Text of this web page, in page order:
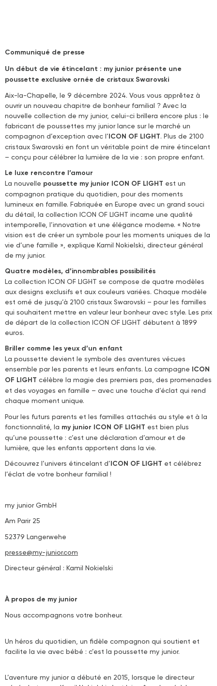
Communiqué de presse
Un début de vie étincelant : my junior présente une
poussette exclusive ornée de cristaux Swarovski
Aix-la-Chapelle, le 9 décembre 2024. Vous vous apprêtez à
ouvrir un nouveau chapitre de bonheur familial ? Avec la
nouvelle collection de my junior, celui-ci brillera encore plus : le
fabricant de poussettes my junior lance sur le marché un
compagnon d’exception avec l’ICON OF LIGHT. Plus de 2100
cristaux Swarovski en font un véritable point de mire étincelant
– conçu pour célébrer la lumière de la vie : son propre enfant.
Le luxe rencontre l’amour
La nouvelle poussette my junior ICON OF LIGHT est un
compagnon pratique du quotidien, pour des moments
lumineux en famille. Fabriquée en Europe avec un grand souci
du détail, la collection ICON OF LIGHT incarne une qualité
intemporelle, l’innovation et une élégance moderne. « Notre
vision est de créer un symbole pour les moments uniques de la
vie d’une famille », explique Kamil Nokielski, directeur général
de my junior.
Quatre modèles, d’innombrables possibilités
La collection ICON OF LIGHT se compose de quatre modèles
aux designs exclusifs et aux couleurs variées. Chaque modèle
est orné de jusqu’à 2100 cristaux Swarovski – pour les familles
qui souhaitent mettre en valeur leur bonheur avec style. Les prix
de départ de la collection ICON OF LIGHT débutent à 1899
euros.
Briller comme les yeux d’un enfant
La poussette devient le symbole des aventures vécues
ensemble par les parents et leurs enfants. La campagne ICON
OF LIGHT célèbre la magie des premiers pas, des promenades
et des voyages en famille – avec une touche d’éclat qui rend
chaque moment unique.
Pour les futurs parents et les familles attachés au style et à la
fonctionnalité, la my junior ICON OF LIGHT est bien plus
qu’une poussette : c’est une déclaration d’amour et de
lumière, que les enfants apportent dans la vie.
Découvrez l’univers étincelant d’ICON OF LIGHT et célébrez
l’éclat de votre bonheur familial !
my junior GmbH
Am Parir 25
52379 Langerwehe
presse@my-junior.com
Directeur général : Kamil Nokielski
À propos de my junior
Nous accompagnons votre bonheur.
Un héros du quotidien, un fidèle compagnon qui soutient et
facilite la vie avec bébé : c’est la poussette my junior.
L’aventure my junior a débuté en 2015, lorsque le directeur